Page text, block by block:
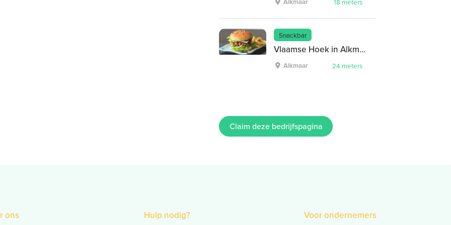
Snackbar
Vlaamse Hoek in Alkmaar
Alkmaar 24 meters
Claim deze bedrijfspagina
ons Hulp nodig? Voor ondernemers